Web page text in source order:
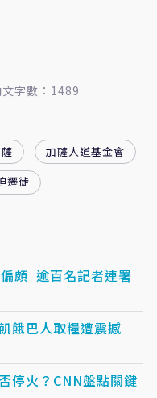
文字數：1489
加薩人道基金會
遷徙
頗 逾百名記者連署
餓巴人取糧遭震撼
停火？CNN盤點關鍵